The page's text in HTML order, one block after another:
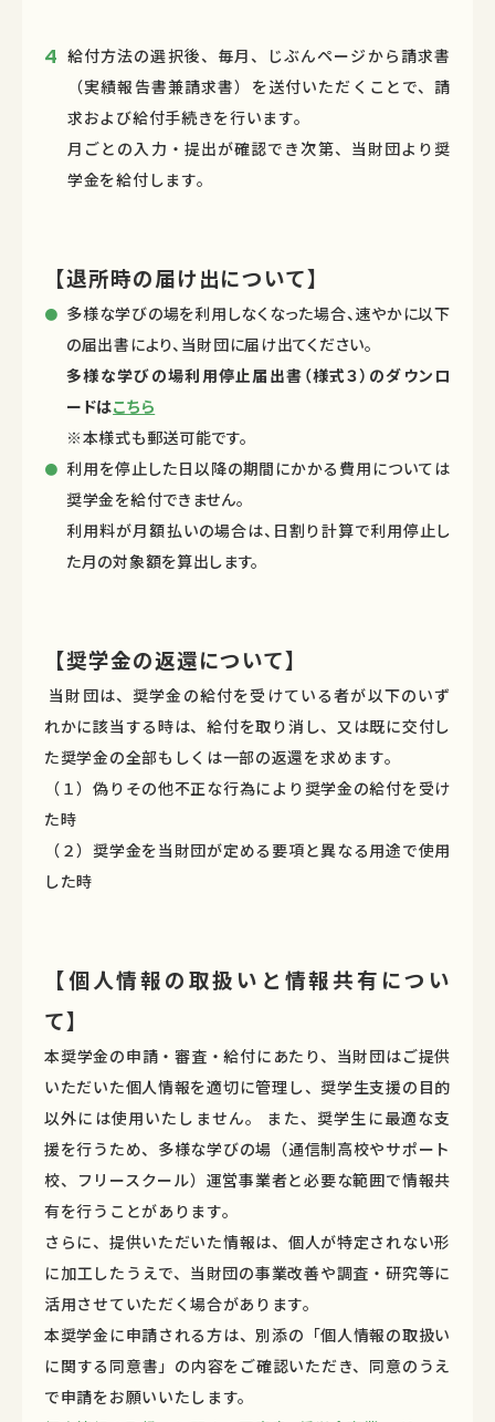
給付方法の選択後、毎月、じぶんページから請求書
（実績報告書兼請求書）を送付いただくことで、請
求および給付手続きを行います。
月ごとの入力・提出が確認でき次第、当財団より奨
学金を給付します。
【退所時の届け出について】
多様な学びの場を利用しなくなった場合、速やかに以下
の届出書により、当財団に届け出てください。
多様な学びの場利用停止届出書（様式３）のダウンロ
ードはこちら
※本様式も郵送可能です。
利用を停止した日以降の期間にかかる費用については
奨学金を給付できません。
利用料が月額払いの場合は、日割り計算で利用停止し
た月の対象額を算出します。
【奨学金の返還について】
当財団は、奨学金の給付を受けている者が以下のいず
れかに該当する時は、給付を取り消し、又は既に交付し
た奨学金の全部もしくは一部の返還を求めます。
（１）偽りその他不正な行為により奨学金の給付を受け
た時
（２）奨学金を当財団が定める要項と異なる用途で使用
した時
【個人情報の取扱いと情報共有につい
て】
本奨学金の申請・審査・給付にあたり、当財団はご提供
いただいた個人情報を適切に管理し、奨学生支援の目的
以外には使用いたしません。 また、奨学生に最適な支
援を行うため、多様な学びの場（通信制高校やサポート
校、フリースクール）運営事業者と必要な範囲で情報共
有を行うことがあります。
さらに、提供いただいた情報は、個人が特定されない形
に加工したうえで、当財団の事業改善や調査・研究等に
活用させていただく場合があります。
本奨学金に申請される方は、別添の「個人情報の取扱い
に関する同意書」の内容をご確認いただき、同意のうえ
で申請をお願いいたします。